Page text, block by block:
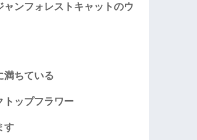
ャンフォレストキャットのウ
満ちている
トップフラワー
す